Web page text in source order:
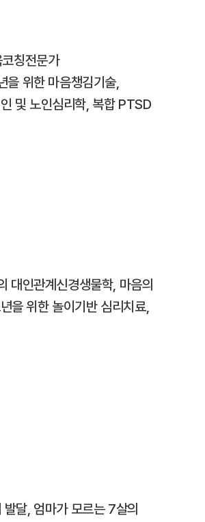
칭전문가
을 위한 마음챙김기술,
및 노인심리학, 복합 PTSD
대인관계신경생물학, 마음의
을 위한 놀이기반 심리치료,
달, 엄마가 모르는 7살의